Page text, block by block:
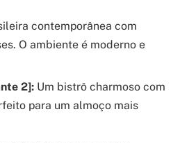
contemporânea com
O ambiente é moderno e
2]: Um bistrô charmoso com
para um almoço mais